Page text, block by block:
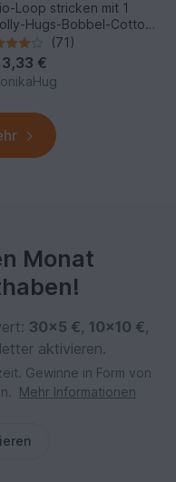
Loop stricken mit 1
Hugs-Bobbel-Cotton
Hug
(71)
3,33 €
Monat
30×5 €, 10×10 €,
aktivieren.
Gewinne in Form von
Mehr Informationen